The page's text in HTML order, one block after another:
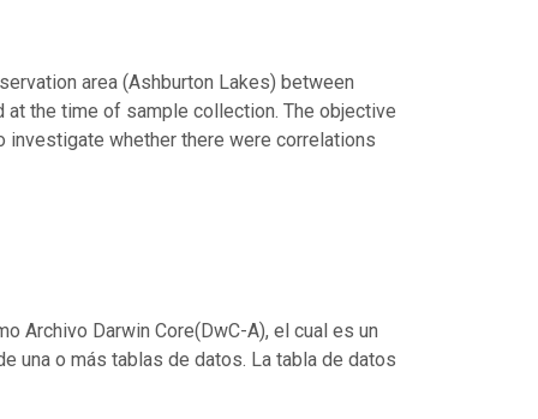
area (Ashburton Lakes) between
at the time of sample collection. The objective
investigate whether there were correlations
Archivo Darwin Core(DwC-A), el cual es un
una o más tablas de datos. La tabla de datos